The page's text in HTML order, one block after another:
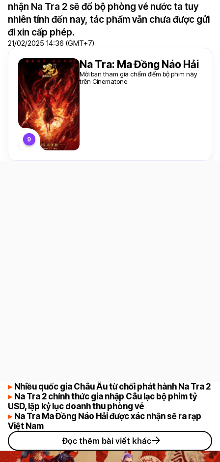
nhận Na Tra 2 sẽ đổ bộ phòng vé nước ta tuy
nhiên tính đến nay, tác phẩm vẫn chưa được gửi
đi xin cấp phép.
21/02/2025 14:36 (GMT+7)
Na Tra: Ma Đồng Náo Hải
Mời bạn tham gia chấm điểm bộ phim này
trên Cinematone.
Nhiều quốc gia Châu Âu từ chối phát hành Na Tra 2
Na Tra 2 chính thức gia nhập Câu lạc bộ phim tỷ
USD, lập kỷ lục doanh thu phòng vé
Na Tra Ma Đồng Náo Hải được xác nhận sẽ ra rạp
Việt Nam
Đọc thêm bài viết khác